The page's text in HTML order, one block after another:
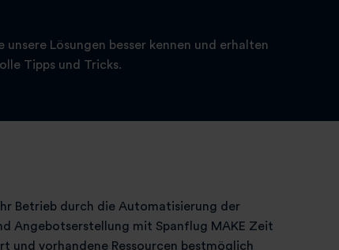
unsere Lösungen besser kennen und erhalten
Tipps und Tricks.
Betrieb durch die Automatisierung der
Angebotserstellung mit Spanflug MAKE Zeit
und vorhandene Ressourcen bestmöglich